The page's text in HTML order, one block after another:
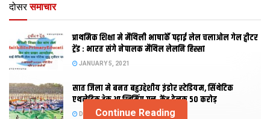
दोसर समाचार
प्राथमिक शि‍क्षा मे मैथि‍ली भाषाकेँ पढ़ाई लेल चलाओल गेल ट्वीटर
ट्रेंड : भारत संगे नेपालक मैथिल लेलनि हिस्सा
JANUARY 5, 2021
सात जिला मे बनत बहुउद्देशीय इंडोर स्‍टेडि‍यम, सिंथेटिक
एथलेटिक ट्रेक आ स्विमिंग पुल, केंद्र देलक 50 करोड़
DECEMBER 26, 2020
Continue Reading